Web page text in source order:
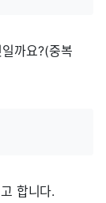
까요?(중복
합니다.